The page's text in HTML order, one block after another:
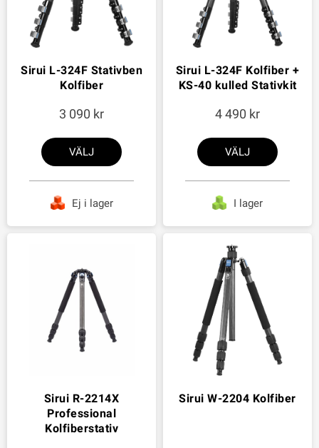
Sirui L-324F Stativben
Kolfiber
3 090
VÄLJ
Ej i lager
Sirui L-324F Kolfiber +
KS-40 kulled Stativkit
4 490
VÄLJ
I lager
Sirui R-2214X
Professional
Kolfiberstativ
Sirui W-2204 Kolfiber